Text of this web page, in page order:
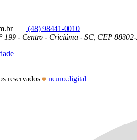
(48) 98441-0010
199 - Centro - Criciúma - SC, CEP
reservados
neuro.digital